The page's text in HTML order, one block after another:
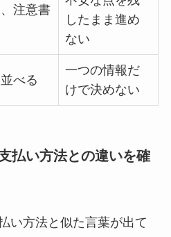
注意書
したまま進め
ない
べる
一つの情報だ
けで決めない
払い方法との違いを確
い方法と似た言葉が出て